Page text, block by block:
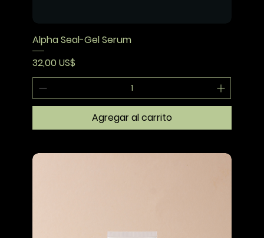
Alpha Seal-Gel Serum
Precio
32,00 US$
Agregar al carrito